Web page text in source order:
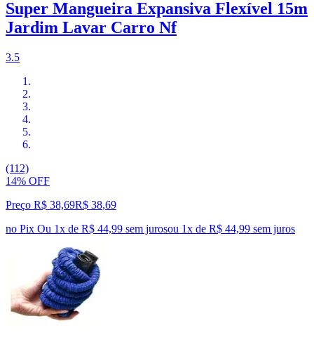
Super Mangueira Expansiva Flexível 15m
Jardim Lavar Carro Nf
3.5
(112)
14% OFF
Preço R$ 38,69R$ 38,69
no Pix Ou 1x de R$ 44,99 sem jurosou 1x de R$ 44,99 sem juros